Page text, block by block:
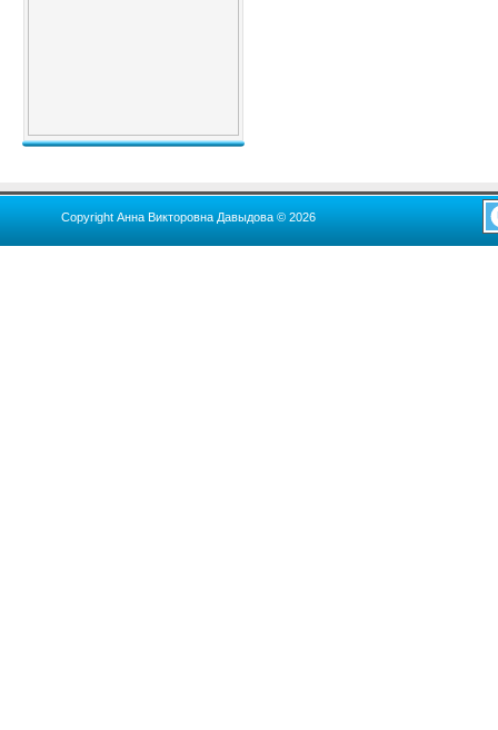
Copyright Анна Викторовна Давыдова © 2026